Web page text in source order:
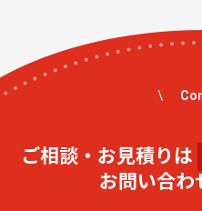
ご相談・お見積りは
お問い合わ